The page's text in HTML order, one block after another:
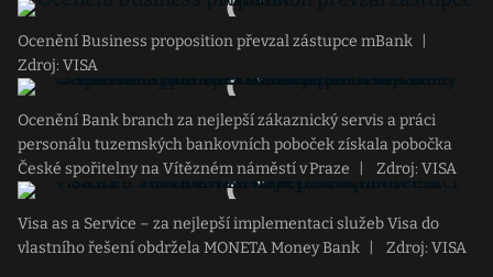
Ocenění Business proposition převzal zástupce mBank
Zdroj: VISA
Ocenění Bank branch za nejlepší zákaznický servis a práci
personálu tuzemských bankovních poboček získala pobočka
České spořitelny na Vítězném náměstí v Praze
Zdroj: VISA
Visa as a Service – za nejlepší implementaci služeb Visa do
vlastního řešení obdržela MONETA Money Bank
Zdroj: VISA